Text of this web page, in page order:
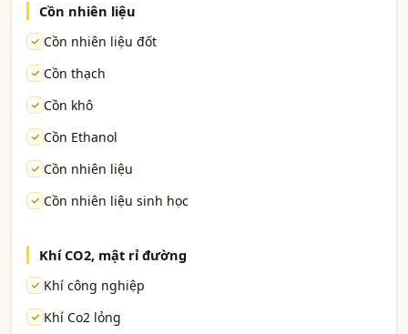
Cồn nhiên liệu
Cồn nhiên liệu đốt
Cồn thạch
Cồn khô
Cồn Ethanol
Cồn nhiên liệu
Cồn nhiên liệu sinh học
Khí CO2, mật rỉ đường
Khí công nghiệp
Khí Co2 lỏng